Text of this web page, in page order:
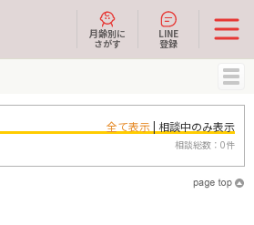
月齢別に
さがす
LINE
登録
MENU
全て表示| 相談中のみ表示
相談総数：0件